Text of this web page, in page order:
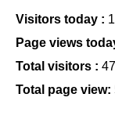
Visitors today :
Page views
Total visitors :
Total page view: